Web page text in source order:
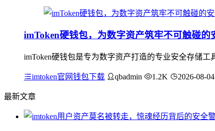
imToken硬钱包，为数字资产筑牢不可触碰的
imToken硬钱包是专为数字资产打造的专业安全存储
imtoken官网钱包下载 qbadmin 1.2K 2026-08-04
最新文章